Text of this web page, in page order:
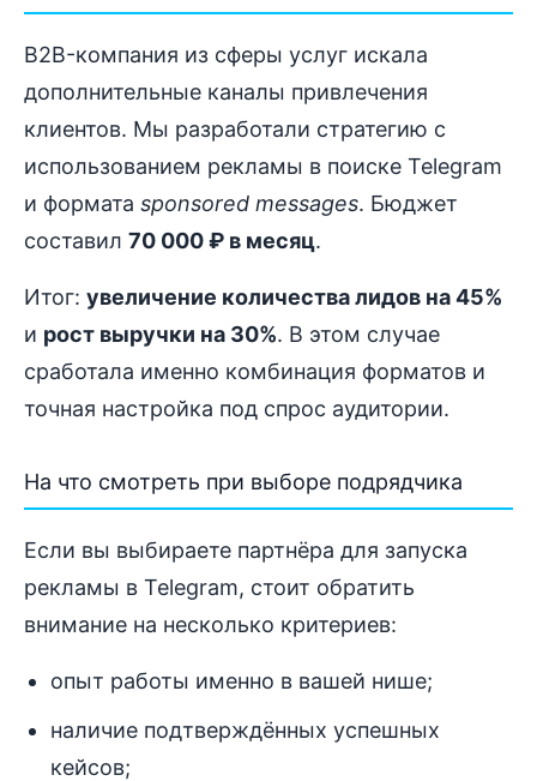
B2B-компания из сферы услуг искала
дополнительные каналы привлечения
клиентов. Мы разработали стратегию с
использованием рекламы в поиске Telegram
и формата sponsored messages. Бюджет
составил 70 000 ₽ в месяц.
Итог: увеличение количества лидов на 45%
и рост выручки на 30%. В этом случае
сработала именно комбинация форматов и
точная настройка под спрос аудитории.
На что смотреть при выборе подрядчика
Если вы выбираете партнёра для запуска
рекламы в Telegram, стоит обратить
внимание на несколько критериев:
опыт работы именно в вашей нише;
наличие подтверждённых успешных
кейсов;